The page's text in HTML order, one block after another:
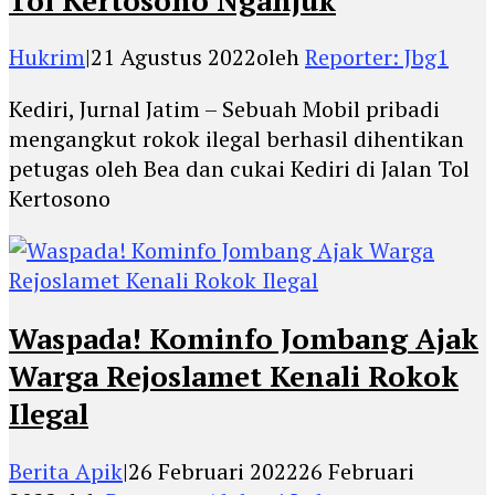
Hukrim|21 Agustus 2022olehReporter: Jbg1
Kediri, Jurnal Jatim – Sebuah Mobil pribadi
mengangkut rokok ilegal berhasil dihentikan
petugas oleh Bea dan cukai Kediri di Jalan Tol
Kertosono
Waspada! Kominfo Jombang Ajak
Warga Rejoslamet Kenali Rokok
Ilegal
Berita Apik|26 Februari 202226 Februari